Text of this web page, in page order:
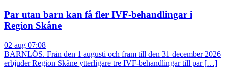
Par utan barn kan få fler IVF-behandlingar i
Region Skåne
02 aug 07:08
BARNLÖS. Från den 1 augusti och fram till den 31 december 2026
erbjuder Region Skåne ytterligare tre IVF-behandlingar till par […]